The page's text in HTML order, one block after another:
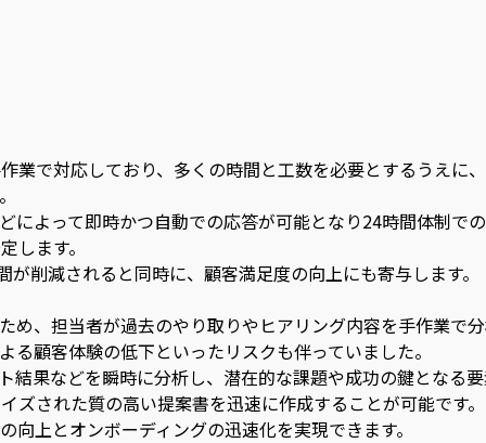
で対応しており、多くの時間と工数を必要とするうえに
よって即時かつ自動での応答が可能となり24時間体制で
します。
削減されると同時に、顧客満足度の向上にも寄与します。
、担当者が過去のやり取りやヒアリング内容を手作業
顧客体験の低下といったリスクも伴っていました。
果などを瞬時に分析し、潜在的な課題や成功の鍵となる
された質の高い提案書を迅速に作成することが可能です。
上とオンボーディングの迅速化を実現できます。